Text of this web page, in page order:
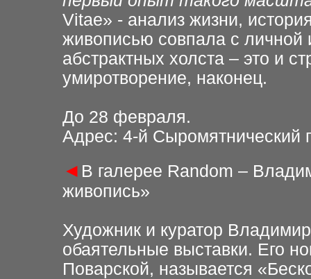
Vitae» - анализ жизни,
живописью совпала с личной
абстрактных холста – это и
умиротворение, наконец.
До 28 февраля.
Адрес: 4-й Сыромятнический
◄ В галерее Random –
живопись»
Художник и куратор
обаятельные выставки. Его
Поварской, называется